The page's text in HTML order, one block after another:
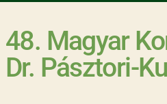
48. Magyar
Dr. Pásztori-